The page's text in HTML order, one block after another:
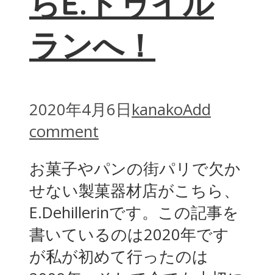
ランへ！
2020年4月6日kanakoAdd
comment
お菓子やパンの街パリで欠か
せない製菓器材店がこちら、
E.Dehillerinです。この記事を
書いているのは2020年です
が私が初めて行ったのは